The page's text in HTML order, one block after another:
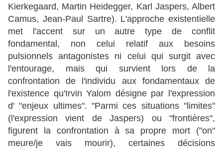
Kierkegaard, Martin Heidegger, Karl Jaspers, Albert
Camus, Jean-Paul Sartre). L'approche existentielle
met l'accent sur un autre type de conflit
fondamental, non celui relatif aux besoins
pulsionnels antagonistes ni celui qui surgit avec
l'entourage, mais qui survient lors de la
confrontation de l'individu aux fondamentaux de
l'existence qu'Irvin Yalom désigne par l'expression
d' "enjeux ultimes". "Parmi ces situations "limites"
(l'expression vient de Jaspers) ou "frontières",
figurent la confrontation à sa propre mort ("on"
meure/je vais mourir), certaines décisions